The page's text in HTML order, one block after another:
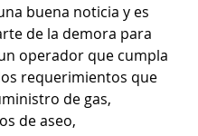
buena noticia y es
de la demora para
operador que cumpla
requerimientos que
de gas,
de aseo,